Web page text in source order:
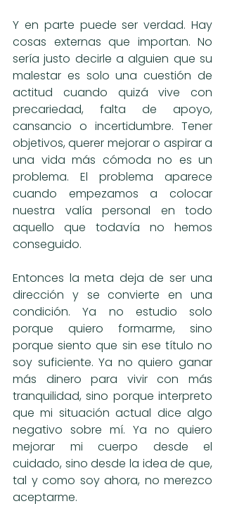
Y en parte puede ser verdad. Hay
cosas externas que importan. No
sería justo decirle a alguien que su
malestar es solo una cuestión de
actitud cuando quizá vive con
precariedad, falta de apoyo,
cansancio o incertidumbre. Tener
objetivos, querer mejorar o aspirar a
una vida más cómoda no es un
problema. El problema aparece
cuando empezamos a colocar
nuestra valía personal en todo
aquello que todavía no hemos
conseguido.
Entonces la meta deja de ser una
dirección y se convierte en una
condición. Ya no estudio solo
porque quiero formarme, sino
porque siento que sin ese título no
soy suficiente. Ya no quiero ganar
más dinero para vivir con más
tranquilidad, sino porque interpreto
que mi situación actual dice algo
negativo sobre mí. Ya no quiero
mejorar mi cuerpo desde el
cuidado, sino desde la idea de que,
tal y como soy ahora, no merezco
aceptarme.